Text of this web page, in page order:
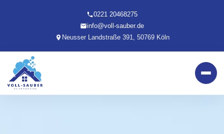
0221 20468275
info@voll-sauber.de
Neusser Landstraße 391, 50769 Köln